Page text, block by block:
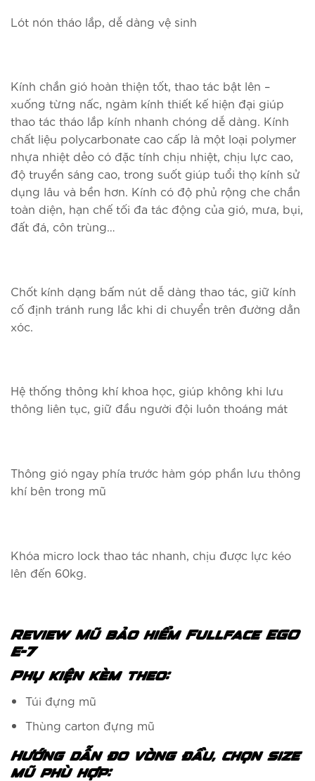
Lót nón tháo lắp, dễ dàng vệ sinh
Kính chắn gió hoàn thiện tốt, thao tác bật lên –
xuống từng nấc, ngàm kính thiết kế hiện đại giúp
thao tác tháo lắp kính nhanh chóng dễ dàng. Kính
chất liệu polycarbonate cao cấp là một loại polymer
nhựa nhiệt dẻo có đặc tính chịu nhiệt, chịu lực cao,
độ truyền sáng cao, trong suốt giúp tuổi thọ kính sử
dụng lâu và bền hơn. Kính có độ phủ rộng che chắn
toàn diện, hạn chế tối đa tác động của gió, mưa, bụi,
đất đá, côn trùng…
Chốt kính dạng bấm nút dễ dàng thao tác, giữ kính
cố định tránh rung lắc khi di chuyển trên đường dằn
xóc.
Hệ thống thông khí khoa học, giúp không khi lưu
thông liên tục, giữ đầu người đội luôn thoáng mát
Thông gió ngay phía trước hàm góp phần lưu thông
khí bên trong mũ
Khóa micro lock thao tác nhanh, chịu được lực kéo
lên đến 60kg.
Review Mũ bảo hiểm Fullface EGO
E-7
Phụ kiện kèm theo:
Túi đựng mũ
Thùng carton đựng mũ
Hướng dẫn đo vòng đầu, chọn size
mũ phù hợp: